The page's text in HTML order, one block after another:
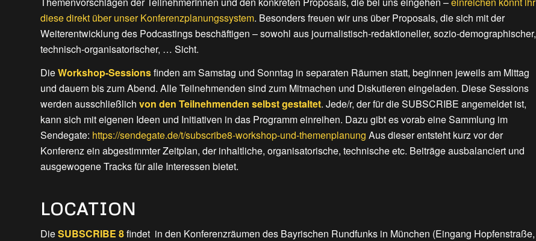
diese direkt über unser Konferenzplanungssystem. Besonders freuen wir uns über Proposals, die sich mit der
Weiterentwicklung des Podcastings beschäftigen – sowohl aus journalistisch-redaktioneller, sozio-demographischer,
technisch-organisatorischer, … Sicht.
DieWorkshop-Sessionsfinden am Samstag und Sonntag in separaten Räumen statt, beginnen jeweils am Mittag
und dauern bis zum Abend. Alle Teilnehmenden sind zum Mitmachen und Diskutieren eingeladen. Diese Sessions
werden ausschließlich von den Teilnehmenden selbst gestaltet. Jede/r, der für die SUBSCRIBE angemeldet ist,
kann sich mit eigenen Ideen und Initiativen in das Programm einreihen. Dazu gibt es vorab eine Sammlung im
Sendegate: https://sendegate.de/t/subscribe8-workshop-und-themenplanung Aus dieser entsteht kurz vor der
Konferenz ein abgestimmter Zeitplan, der inhaltliche, organisatorische, technische etc. Beiträge ausbalanciert und
ausgewogene Tracks für alle Interessen bietet.
LOCATION
DieSUBSCRIBE 8findet in den Konferenzräumen des Bayrischen Rundfunks in München (Eingang Hopfenstraße,